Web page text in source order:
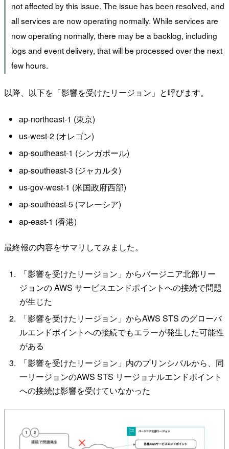
not affected by this issue. The issue has been resolved, and
all services are now operating normally. While services are
now operating normally, there may be a backlog, including
logs and event delivery, that will be processed over the next
few hours.
以降、以下を「影響を受けたリージョン」と呼びます。
ap-northeast-1 (東京)
us-west-2 (オレゴン)
ap-southeast-1 (シンガポール)
ap-southeast-3 (ジャカルタ)
us-gov-west-1 (米国政府西部)
ap-southeast-5 (マレーシア)
ap-east-1 (香港)
最終報の内容をサマリしてみました。
「影響を受けたリージョン」からバージニア北部リー
ジョンの AWS サービスエンドポイントへの接続で問題
が生じた
「影響を受けたリージョン」からAWS STS のグローバ
ルエンドポイントへの接続でもエラーが発生した可能性
がある
「影響を受けたリージョン」内のプリンシパルから、同
一リージョンのAWS STS リージョナルエンドポイント
への接続は影響を受けていなかった